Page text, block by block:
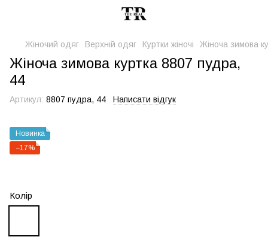
Жіночий одяг Верхній одяг Куртки жіночі Жіноча зимова
Жіноча зимова куртка 8807 пудра,
44
Артикул: 8807 пудра, 44 Написати відгук
Новинка
−17%
Колір